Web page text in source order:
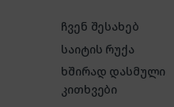
ჩვენ შესახებ
საიტის რუქა
ხშირად დასმული
კითხვები